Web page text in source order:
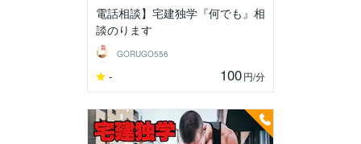
電話相談】宅建独学『何でも』相
談のります
GORUGO556
- 100円/分